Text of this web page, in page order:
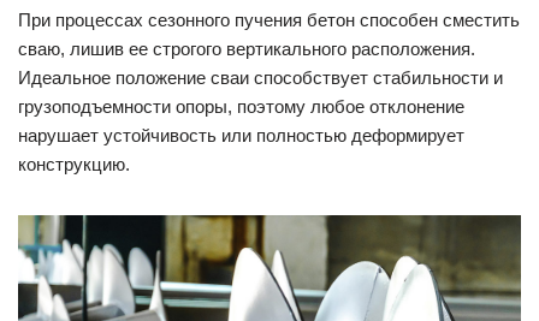
При процессах сезонного пучения бетон способен сместить
сваю, лишив ее строгого вертикального расположения.
Идеальное положение сваи способствует стабильности и
грузоподъемности опоры, поэтому любое отклонение
нарушает устойчивость или полностью деформирует
конструкцию.